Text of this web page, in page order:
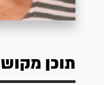
תוכן